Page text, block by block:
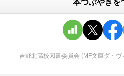
吉野北高校図書委員会 (MF文庫ダ・ヴ